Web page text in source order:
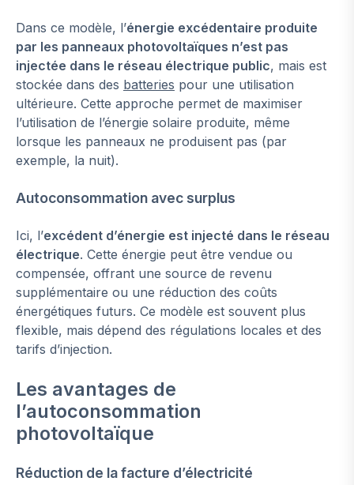
Dans ce modèle, l’énergie excédentaire produite
par les panneaux photovoltaïques n’est pas
injectée dans le réseau électrique public, mais est
stockée dans des batteries pour une utilisation
ultérieure. Cette approche permet de maximiser
l’utilisation de l’énergie solaire produite, même
lorsque les panneaux ne produisent pas (par
exemple, la nuit).
Autoconsommation avec surplus
Ici, l’excédent d’énergie est injecté dans le réseau
électrique. Cette énergie peut être vendue ou
compensée, offrant une source de revenu
supplémentaire ou une réduction des coûts
énergétiques futurs. Ce modèle est souvent plus
flexible, mais dépend des régulations locales et des
tarifs d’injection.
Les avantages de
l’autoconsommation
photovoltaïque
Réduction de la facture d’électricité